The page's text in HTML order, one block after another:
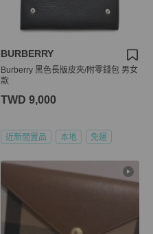
BURBERRY
Burberry 黑色長版皮夾/附零錢包 男女
款
TWD 9,000
近新閒置品 本地 免運